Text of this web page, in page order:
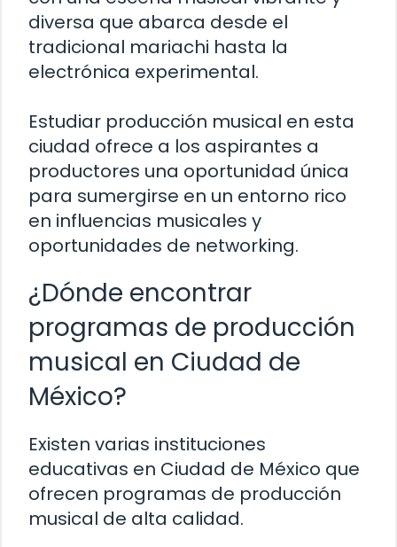
diversa que abarca desde el
tradicional mariachi hasta la
electrónica experimental.
Estudiar producción musical en esta
ciudad ofrece a los aspirantes a
productores una oportunidad única
para sumergirse en un entorno rico
en influencias musicales y
oportunidades de networking.
¿Dónde encontrar
programas de producción
musical en Ciudad de
México?
Existen varias instituciones
educativas en Ciudad de México que
ofrecen programas de producción
musical de alta calidad.